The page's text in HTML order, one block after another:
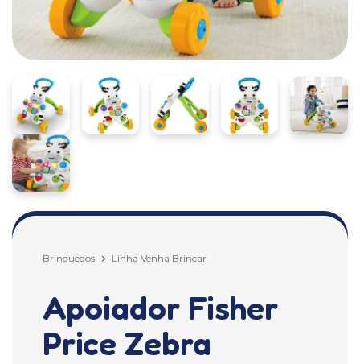
Brinquedos Linha Venha Brincar
Apoiador Fisher
Price Zebra